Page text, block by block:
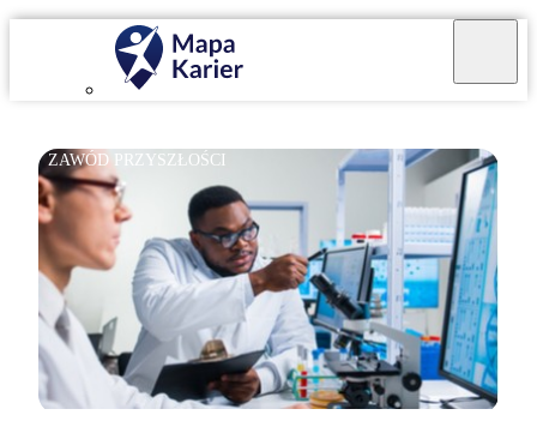
ZAWÓD PRZYSZŁOŚCI